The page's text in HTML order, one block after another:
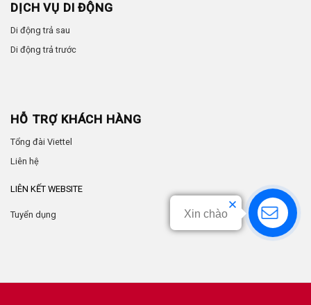
DỊCH VỤ DI ĐỘNG
Di động trả sau
Di động trả trước
HỖ TRỢ KHÁCH HÀNG
Tổng đài Viettel
Liên hệ
LIÊN KẾT WEBSITE
Tuyển dụng Xin chào